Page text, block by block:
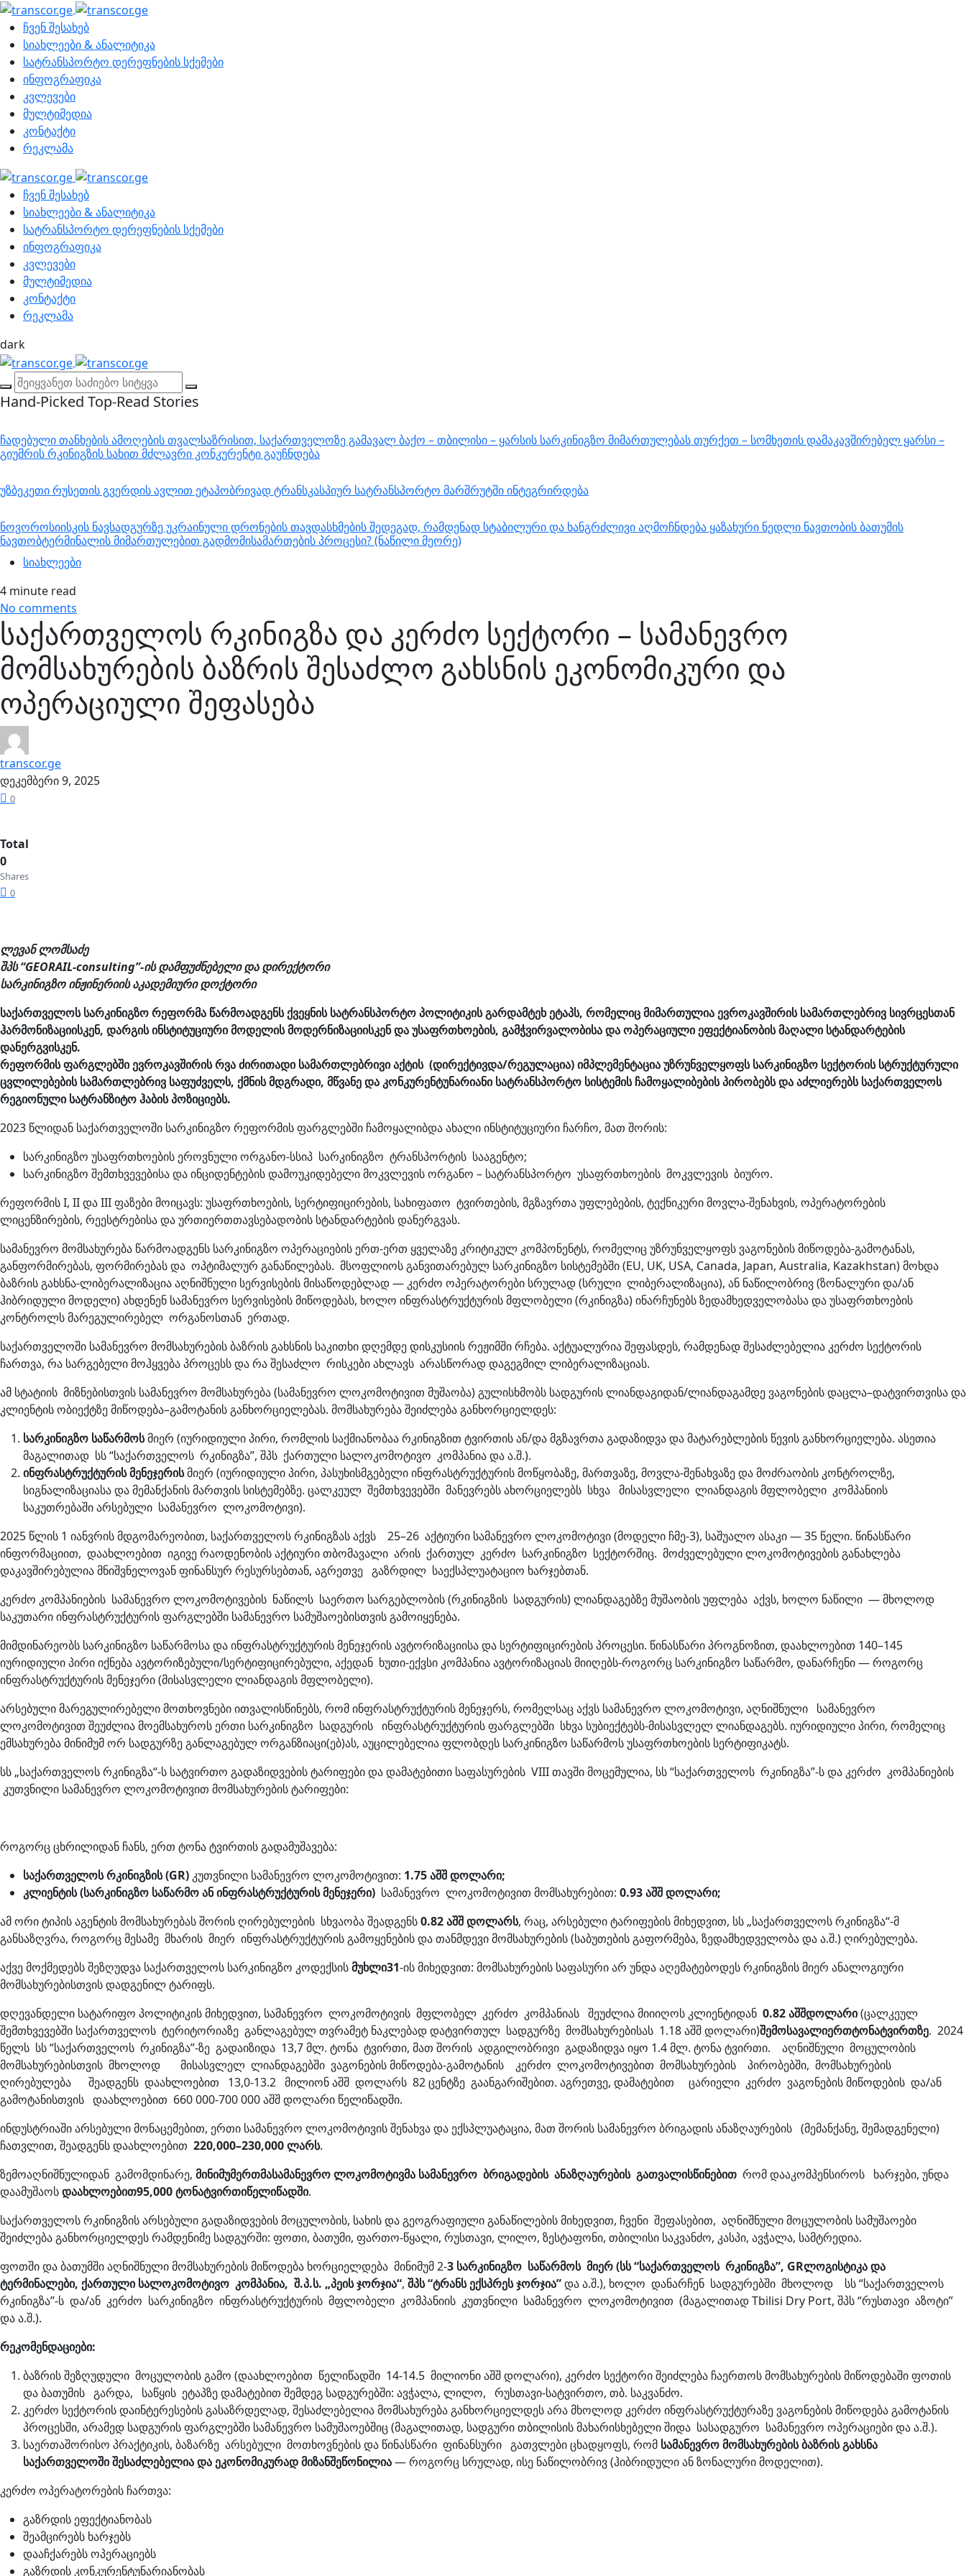
ჩვენ შესახებ
სიახლეები & ანალიტიკა
სატრანსპორტო დერეფნების სქემები
ინფოგრაფიკა
კვლევები
მულტიმედია
კონტაქტი
რეკლამა
ჩვენ შესახებ
სიახლეები & ანალიტიკა
სატრანსპორტო დერეფნების სქემები
ინფოგრაფიკა
კვლევები
მულტიმედია
კონტაქტი
რეკლამა
dark
Hand-Picked Top-Read Stories
ჩადებული თანხების ამოღების თვალსაზრისით, საქართველოზე გამავალ ბაქო – თბილისი – ყარსის სარკინიგზო მიმართულებას თურქეთ – სომხეთის დამაკავშირებელ ყარსი –
გიუმრის რკინიგზის სახით მძლავრი კონკურენტი გაუჩნდება
უზბეკეთი რუსეთის გვერდის ავლით ეტაპობრივად ტრანსკასპიურ სატრანსპორტო მარშრუტში ინტეგრირდება
ნოვოროსიისკის ნავსადგურზე უკრაინული დრონების თავდასხმების შედეგად, რამდენად სტაბილური და ხანგრძლივი აღმოჩნდება ყაზახური ნედლი ნავთობის ბათუმის
ნავთობტერმინალის მიმართულებით გადმომისამართების პროცესი? (ნაწილი მეორე)
სიახლეები
4 minute read
No comments
საქართველოს რკინიგზა და კერძო სექტორი – სამანევრო
მომსახურების ბაზრის შესაძლო გახსნის ეკონომიკური და
ოპერაციული შეფასება
transcor.ge
დეკემბერი 9, 2025
0
Total
0
Shares
0
ლევან ლომსაძე
შპს “GEORAIL-consulting”-ის დამფუძნებელი და დირექტორი
სარკინიგზო ინჟინერიის აკადემიური დოქტორი
საქართველოს სარკინიგზო რეფორმა წარმოადგენს ქვეყნის სატრანსპორტო პოლიტიკის გარდამტეხ ეტაპს, რომელიც მიმართულია ევროკავშირის სამართლებრივ სივრცესთან
ჰარმონიზაციისკენ, დარგის ინსტიტუციური მოდელის მოდერნიზაციისკენ და უსაფრთხოების, გამჭვირვალობისა და ოპერაციული ეფექტიანობის მაღალი სტანდარტების
დანერგვისკენ.
რეფორმის ფარგლებში ევროკავშირის რვა ძირითადი სამართლებრივი აქტის (დირექტივდა/რეგულაცია) იმპლემენტაცია უზრუნველყოფს სარკინიგზო სექტორის სტრუქტურული
ცვლილებების სამართლებრივ საფუძველს, ქმნის მდგრადი, მწვანე და კონკურენტუნარიანი სატრანსპორტო სისტემის ჩამოყალიბების პირობებს და აძლიერებს საქართველოს
რეგიონული სატრანზიტო ჰაბის პოზიციებს.
2023 წლიდან საქართველოში სარკინიგზო რეფორმის ფარგლებში ჩამოყალიბდა ახალი ინსტიტუციური ჩარჩო, მათ შორის:
სარკინიგზო უსაფრთხოების ეროვნული ორგანო-სსიპ სარკინიგზო ტრანსპორტის სააგენტო;
სარკინიგზო შემთხვევებისა და ინციდენტების დამოუკიდებელი მოკვლევის ორგანო – სატრანსპორტო უსაფრთხოების მოკვლევის ბიურო.
რეფორმის I, II და III ფაზები მოიცავს: უსაფრთხოების, სერტიფიცირების, სახიფათო ტვირთების, მგზავრთა უფლებების, ტექნიკური მოვლა-შენახვის, ოპერატორების
ლიცენზირების, რეესტრებისა და ურთიერთთავსებადობის სტანდარტების დანერგვას.
სამანევრო მომსახურება წარმოადგენს სარკინიგზო ოპერაციების ერთ-ერთ ყველაზე კრიტიკულ კომპონენტს, რომელიც უზრუნველყოფს ვაგონების მიწოდება-გამოტანას,
განფორმირებას, ფორმირებას და ოპტიმალურ განაწილებას. მსოფლიოს განვითარებულ სარკინიგზო სისტემებში (EU, UK, USA, Canada, Japan, Australia, Kazakhstan) მოხდა
ბაზრის გახსნა-ლიბერალიზაცია აღნიშნული სერვისების მისაწოდებლად — კერძო ოპერატორები სრულად (სრული ლიბერალიზაცია), ან ნაწილობრივ (ზონალური და/ან
ჰიბრიდული მოდელი) ახდენენ სამანევრო სერვისების მიწოდებას, ხოლო ინფრასტრუქტურის მფლობელი (რკინიგზა) ინარჩუნებს ზედამხედველობასა და უსაფრთხოების
კონტროლს მარეგულირებელ ორგანოსთან ერთად.
საქართველოში სამანევრო მომსახურების ბაზრის გახსნის საკითხი დღემდე დისკუსიის რეჟიმში რჩება. აქტუალურია შეფასდეს, რამდენად შესაძლებელია კერძო სექტორის
ჩართვა, რა სარგებელი მოჰყვება პროცესს და რა შესაძლო რისკები ახლავს არასწორად დაგეგმილ ლიბერალიზაციას.
ამ სტატიის მიზნებისთვის სამანევრო მომსახურება (სამანევრო ლოკომოტივით მუშაობა) გულისხმობს სადგურის ლიანდაგიდან/ლიანდაგამდე ვაგონების დაცლა–დატვირთვისა და
კლიენტის ობიექტზე მიწოდება–გამოტანის განხორციელებას. მომსახურება შეიძლება განხორციელდეს:
სარკინიგზო საწარმოსმიერ (იურიდიული პირი, რომლის საქმიანობაა რკინიგზით ტვირთის ან/და მგზავრთა გადაზიდვა და მატარებლების წევის განხორციელება. ასეთია
მაგალითად სს “საქართველოს რკინიგზა”, შპს ქართული სალოკომოტივო კომპანია და ა.შ.).
ინფრასტრუქტურისმენეჯერისმიერ (იურიდიული პირი, პასუხისმგებელი ინფრასტრუქტურის მოწყობაზე, მართვაზე, მოვლა-შენახვაზე და მოძრაობის კონტროლზე,
სიგნალიზაციასა და მემანქანის მართვის სისტემებზე. ცალკეულ შემთხვევებში მანევრებს ახორციელებს სხვა მისასვლელი ლიანდაგის მფლობელი კომპანიის
საკუთრებაში არსებული სამანევრო ლოკომოტივი).
2025 წლის 1 იანვრის მდგომარეობით, საქართველოს რკინიგზას აქვს 25–26 აქტიური სამანევრო ლოკომოტივი (მოდელი ჩმე-3), საშუალო ასაკი — 35 წელი. წინასწარი
ინფორმაციით, დაახლოებით იგივე რაოდენობის აქტიური თბომავალი არის ქართულ კერძო სარკინიგზო სექტორშიც. მოძველებული ლოკომოტივების განახლება
დაკავშირებულია მნიშვნელოვან ფინანსურ რესურსებთან, აგრეთვე გაზრდილ საექსპლუატაციო ხარჯებთან.
კერძო კომპანიების სამანევრო ლოკომოტივების ნაწილს საერთო სარგებლობის (რკინიგზის სადგურის) ლიანდაგებზე მუშაობის უფლება აქვს, ხოლო ნაწილი — მხოლოდ
საკუთარი ინფრასტრუქტურის ფარგლებში სამანევრო სამუშაოებისთვის გამოიყენება.
მიმდინარეობს სარკინიგზო საწარმოსა და ინფრასტრუქტურის მენეჯერის ავტორიზაციისა და სერტიფიცირების პროცესი. წინასწარი პროგნოზით, დაახლოებით 140–145
იურიდიული პირი იქნება ავტორიზებული/სერტიფიცირებული, აქედან ხუთი-ექვსი კომპანია ავტორიზაციას მიიღებს-როგორც სარკინიგზო საწარმო, დანარჩენი — როგორც
ინფრასტრუქტურის მენეჯერი (მისასვლელი ლიანდაგის მფლობელი).
არსებული მარეგულირებელი მოთხოვნები ითვალისწინებს, რომ ინფრასტრუქტურის მენეჯერს, რომელსაც აქვს სამანევრო ლოკომოტივი, აღნიშნული სამანევრო
ლოკომოტივით შეუძლია მოემსახუროს ერთი სარკინიგზო სადგურის ინფრასტრუქტურის ფარგლებში სხვა სუბიექტებს-მისასვლელ ლიანდაგებს. იურიდიული პირი, რომელიც
ემსახურება მინიმუმ ორ სადგურზე განლაგებულ ორგანზიაცი(ებ)ას, აუცილებელია ფლობდეს სარკინიგზო საწარმოს უსაფრთხოების სერტიფიკატს.
სს „საქართველოს რკინიგზა“-ს სატვირთო გადაზიდვების ტარიფები და დამატებითი საფასურების VIII თავში მოცემულია, სს “საქართველოს რკინიგზა”-ს და კერძო კომპანიების
კუთვნილი სამანევრო ლოკომოტივით მომსახურების ტარიფები:
როგორც ცხრილიდან ჩანს, ერთ ტონა ტვირთის გადამუშავება:
საქართველოსრკინიგზის(GR) კუთვნილი სამანევრო ლოკომოტივით: 1.75აშშდოლარი;
კლიენტის(სარკინიგზო საწარმოანინფრასტრუქტურისმენეჯერი) სამანევრო ლოკომოტივით მომსახურებით: 0.93აშშდოლარი;
ამ ორი ტიპის აგენტის მომსახურებას შორის ღირებულების სხვაობა შეადგენს0.82აშშდოლარს, რაც, არსებული ტარიფების მიხედვით, სს „საქართველოს რკინიგზა“-მ
განსაზღვრა, როგორც მესამე მხარის მიერ ინფრასტრუქტურის გამოყენების და თანმდევი მომსახურების (საბუთების გაფორმება, ზედამხედველობა და ა.შ.) ღირებულება.
აქვე მოქმედებს შეზღუდვა საქართველოს სარკინიგზო კოდექსისმუხლი31-ის მიხედვით: მომსახურების საფასური არ უნდა აღემატებოდეს რკინიგზის მიერ ანალოგიური
მომსახურებისთვის დადგენილ ტარიფს.
დღევანდელი სატარიფო პოლიტიკის მიხედვით, სამანევრო ლოკომოტივის მფლობელ კერძო კომპანიას შეუძლია მიიიღოს კლიენტიდან 0.82აშშდოლარი(ცალკეულ
შემთხვევებში საქართველოს ტერიტორიაზე განლაგებულ თვრამეტ ნაკლებად დატვირთულ სადგურზე მომსახურებისას 1.18 აშშ დოლარი)შემოსავალიერთტონატვირთზე. 2024
წელს სს “საქართველოს რკინიგზა”-ზე გადაიზიდა 13,7 მლ. ტონა ტვირთი, მათ შორის ადგილობრივი გადაზიდვა იყო 1.4 მლ. ტონა ტვირთი. აღნიშნული მოცულობის
მომსახურებისთვის მხოლოდ მისასვლელ ლიანდაგებში ვაგონების მიწოდება-გამოტანის კერძო ლოკომოტივებით მომსახურების პირობებში, მომსახურების
ღირებულება შეადგენს დაახლოებით 13,0-13.2 მილიონ აშშ დოლარს 82 ცენტზე გაანგარიშებით. აგრეთვე, დამატებით ცარიელი კერძო ვაგონების მიწოდების და/ან
გამოტანისთვის დაახლოებით 660 000-700 000 აშშ დოლარი წელიწადში.
ინდუსტრიაში არსებული მონაცემებით, ერთი სამანევრო ლოკომოტივის შენახვა და ექსპლუატაცია, მათ შორის სამანევრო ბრიგადის ანაზღაურების (მემანქანე, შემადგენელი)
ჩათვლით, შეადგენს დაახლოებით 220,000–230,000ლარს.
ზემოაღნიშნულიდან გამომდინარე, მინიმუმერთმასამანევროლოკომოტივმა სამანევრო ბრიგადების ანაზღაურების გათვალისწინებით რომ დააკომპენსიროს ხარჯები, უნდა
დაამუშაოსდაახლოებით95,000ტონატვირთიწელიწადში.
საქართველოს რკინიგზის არსებული გადაზიდვების მოცულობის, სახის და გეოგრაფიული განაწილების მიხედვით, ჩვენი შეფასებით, აღნიშნული მოცულობის სამუშაოები
შეიძლება განხორციელდეს რამდენიმე სადგურში: ფოთი, ბათუმი, ფართო-წყალი, რუსთავი, ლილო, ზესტაფონი, თბილისი საკვანძო, კასპი, ავჭალა, სამტრედია.
ფოთში და ბათუმში აღნიშნული მომსახურების მიწოდება ხორციელდება მინიმუმ 2-3 სარკინიგზო საწარმოს მიერ (სს “საქართველოს რკინიგზა”, GRლოგისტიკა და
ტერმინალები, ქართული სალოკომოტივო კომპანია, შ.პ.ს. „პეის ჯორჯია“, შპს “ტრანს ექსპრეს ჯორჯია”და ა.შ.), ხოლო დანარჩენ სადგურებში მხოლოდ სს “საქართველოს
რკინიგზა”-ს და/ან კერძო სარკინიგზო ინფრასტრუქტურის მფლობელი კომპანიის კუთვნილი სამანევრო ლოკომოტივით (მაგალითად Tbilisi Dry Port, შპს “რუსთავი აზოტი”
და ა.შ.).
რეკომენდაციები:
ბაზრის შეზღუდული მოცულობის გამო (დაახლოებით წელიწადში 14-14.5 მილიონი აშშ დოლარი), კერძო სექტორი შეიძლება ჩაერთოს მომსახურების მიწოდებაში ფოთის
და ბათუმის გარდა, საწყის ეტაპზე დამატებით შემდეგ სადგურებში: ავჭალა, ლილო, რუსთავი-სატვირთო, თბ. საკვანძო.
კერძო სექტორის დაინტერესების გასაზრდელად, შესაძლებელია მომსახურება განხორციელდეს არა მხოლოდ კერძო ინფრასტრუქტურაზე ვაგონების მიწოდება გამოტანის
პროცესში, არამედ სადგურის ფარგლებში სამანევრო სამუშაოებშიც (მაგალითად, სადგური თბილისის მახარისხებელი შიდა სასადგურო სამანევრო ოპერაციები და ა.შ.).
საერთაშორისო პრაქტიკის, ბაზარზე არსებული მოთხოვნების და წინასწარი ფინანსური გათვლები ცხადყოფს, რომ სამანევრომომსახურებისბაზრისგახსნა
საქართველოშიშესაძლებელიადაეკონომიკურადმიზანშეწონილია— როგორც სრულად, ისე ნაწილობრივ (ჰიბრიდული ან ზონალური მოდელით).
კერძო ოპერატორების ჩართვა:
გაზრდის ეფექტიანობას
შეამცირებს ხარჯებს
დააჩქარებს ოპერაციებს
გაზრდის კონკურენტუნარიანობას